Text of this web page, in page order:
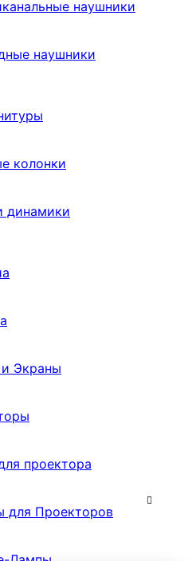
наушники
наушники
колонки
динамики
Экраны
проектора
для Проекторов